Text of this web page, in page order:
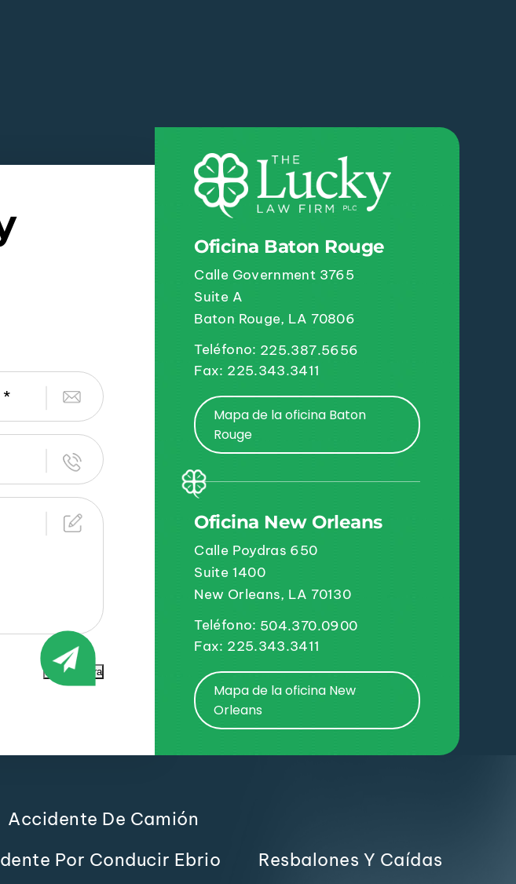
Enviar ahora
Oficina Baton Rouge
Calle Government 3765
Suite A
Baton Rouge, LA 70806
Teléfono: 225.387.5656
Fax: 225.343.3411
Mapa de la oficina Baton
Rouge
Oficina New Orleans
Calle Poydras 650
Suite 1400
New Orleans, LA 70130
Teléfono: 504.370.0900
Fax: 225.343.3411
Mapa de la oficina New
Orleans
Accidente De Camión
Por Conducir Ebrio Resbalones Y Caídas